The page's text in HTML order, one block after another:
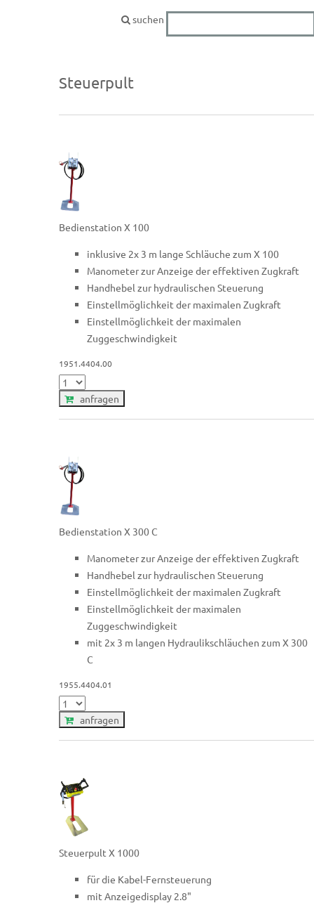
suchen
Steuerpult
Bedienstation X 100
inklusive 2x 3 m lange Schläuche zum X 100
Manometer zur Anzeige der effektiven Zugkraft
Handhebel zur hydraulischen Steuerung
Einstellmöglichkeit der maximalen Zugkraft
Einstellmöglichkeit der maximalen
Zuggeschwindigkeit
1951.4404.00
anfragen
Bedienstation X 300 C
Manometer zur Anzeige der effektiven Zugkraft
Handhebel zur hydraulischen Steuerung
Einstellmöglichkeit der maximalen Zugkraft
Einstellmöglichkeit der maximalen
Zuggeschwindigkeit
mit 2x 3 m langen Hydraulikschläuchen zum X 300
C
1955.4404.01
anfragen
Steuerpult X 1000
für die Kabel-Fernsteuerung
mit Anzeigedisplay 2.8"